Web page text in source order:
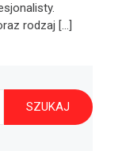
rodzaj […]